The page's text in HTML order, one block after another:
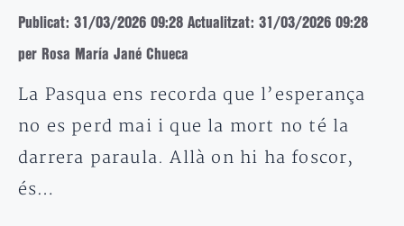
Publicat: 31/03/2026 09:28 Actualitzat: 31/03/2026 09:28
per Rosa María Jané Chueca
La Pasqua ens recorda que l’esperança
no es perd mai i que la mort no té la
darrera paraula. Allà on hi ha foscor,
és…